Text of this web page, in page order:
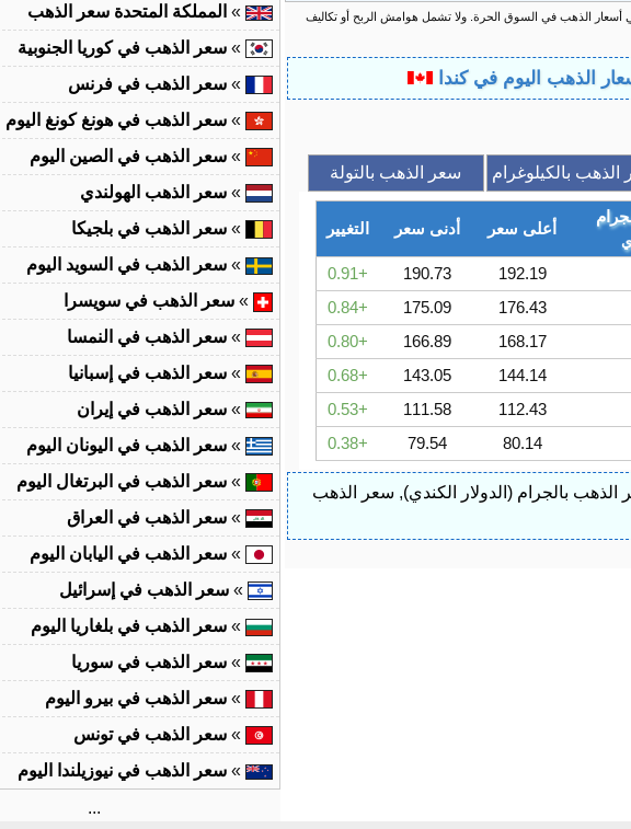
أسعار الذهب في السوق الحرة. ولا تشمل هوامش الربح أو تكاليف
الذهب بالكيلوغرام سعر الذهب بالتولة
أعلى سعر أدنى سعر التغيير
192.19
190.73
0.91
176.43
175.09
0.84
168.17
166.89
0.80
144.14
143.05
0.68
112.43
111.58
0.53
80.14
79.54
0.38
الذهب بالجرام (الدولار الكندي), سعر الذهب
» المملكة المتحدة سعر الذهب
» سعر الذهب في كوريا الجنوبية
» سعر الذهب في فرنس
» سعر الذهب في هونغ كونغ اليوم
» سعر الذهب في الصين اليوم
» سعر الذهب الهولندي
» سعر الذهب في بلجيكا
» سعر الذهب في السويد اليوم
» سعر الذهب في سويسرا
» سعر الذهب في النمسا
» سعر الذهب في إسبانيا
» سعر الذهب في إيران
» سعر الذهب في اليونان اليوم
» سعر الذهب في البرتغال اليوم
» سعر الذهب في العراق
» سعر الذهب في اليابان اليوم
» سعر الذهب في إسرائيل
» سعر الذهب في بلغاريا اليوم
» سعر الذهب في سوريا
» سعر الذهب في بيرو اليوم
» سعر الذهب في تونس
» سعر الذهب في نيوزيلندا اليوم
...